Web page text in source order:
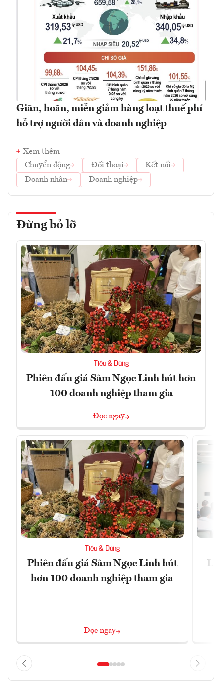
Giãn, hoãn, miễn giảm hàng loạt thuế phí
hỗ trợ người dân và doanh nghiệp
Xem thêm
Chuyển động
Đối thoại
Kết nối
Doanh nhân
Doanh nghiệp
Đừng bỏ lỡ
Tiêu & Dùng
Phiên đấu giá Sâm Ngọc Linh hút hơn
100 doanh nghiệp tham gia
Đọc ngay
Tiêu & Dùng
Phiên đấu giá Sâm Ngọc Linh hút
hơn 100 doanh nghiệp tham gia
Đọc ngay